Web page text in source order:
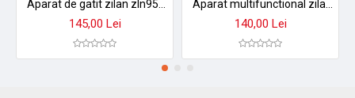
145,00 Lei 140,00 Lei